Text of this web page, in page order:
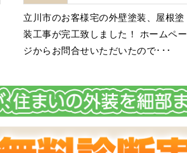
立川市のお客様宅の外壁塗装、屋根塗
装工事が完工致しました！ ホームペー
ジからお問合せいただいたので･･･